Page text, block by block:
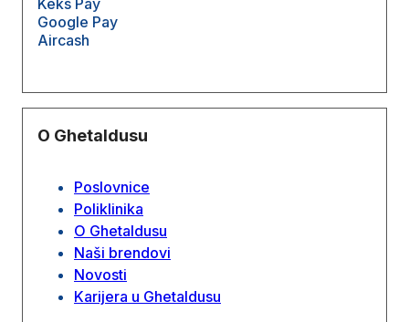
Google Pay
Aircash
O Ghetaldusu
Poslovnice
Poliklinika
O Ghetaldusu
Naši brendovi
Novosti
Karijera u Ghetaldusu